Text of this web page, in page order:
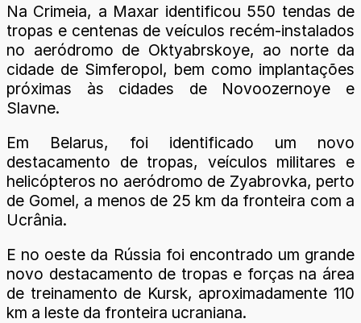
Na Crimeia, a Maxar identificou 550 tendas de
tropas e centenas de veículos recém-instalados
no aeródromo de Oktyabrskoye, ao norte da
cidade de Simferopol, bem como implantações
próximas às cidades de Novoozernoye e
Slavne.
Em Belarus, foi identificado um novo
destacamento de tropas, veículos militares e
helicópteros no aeródromo de Zyabrovka, perto
de Gomel, a menos de 25 km da fronteira com a
Ucrânia.
E no oeste da Rússia foi encontrado um grande
novo destacamento de tropas e forças na área
de treinamento de Kursk, aproximadamente 110
km a leste da fronteira ucraniana.